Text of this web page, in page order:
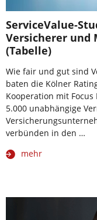
ServiceValue-
Versicherer und
(Tabelle)
Wie fair und gut sind
baten die Kölner
Kooperation mit
5.000 unabhängige
verbünden in den …
mehr